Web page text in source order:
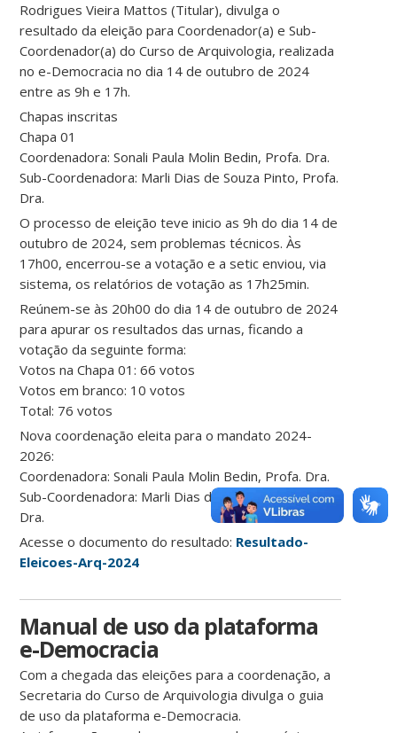
Rodrigues Vieira Mattos (Titular), divulga o
resultado da eleição para Coordenador(a) e Sub-
Coordenador(a) do Curso de Arquivologia, realizada
no e-Democracia no dia 14 de outubro de 2024
entre as 9h e 17h.
Chapas inscritas
Chapa 01
Coordenadora: Sonali Paula Molin Bedin, Profa. Dra.
Sub-Coordenadora: Marli Dias de Souza Pinto, Profa.
Dra.
O processo de eleição teve inicio as 9h do dia 14 de
outubro de 2024, sem problemas técnicos. Às
17h00, encerrou-se a votação e a setic enviou, via
sistema, os relatórios de votação as 17h25min.
Reúnem-se às 20h00 do dia 14 de outubro de 2024
para apurar os resultados das urnas, ficando a
votação da seguinte forma:
Votos na Chapa 01: 66 votos
Votos em branco: 10 votos
Total: 76 votos
Nova coordenação eleita para o mandato 2024-
2026:
Coordenadora: Sonali Paula Molin Bedin, Profa. Dra.
Sub-Coordenadora: Marli Dias de Souza Pinto, Profa.
Dra.
Acesse o documento do resultado: Resultado-
Eleicoes-Arq-2024
Manual de uso da plataforma
e-Democracia
Com a chegada das eleições para a coordenação, a
Secretaria do Curso de Arquivologia divulga o guia
de uso da plataforma e-Democracia.